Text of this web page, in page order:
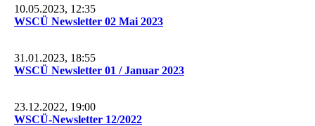
10.05.2023, 12:35
WSCÜ Newsletter 02 Mai 2023
31.01.2023, 18:55
WSCÜ Newsletter 01 / Januar 2023
23.12.2022, 19:00
WSCÜ-Newsletter 12/2022